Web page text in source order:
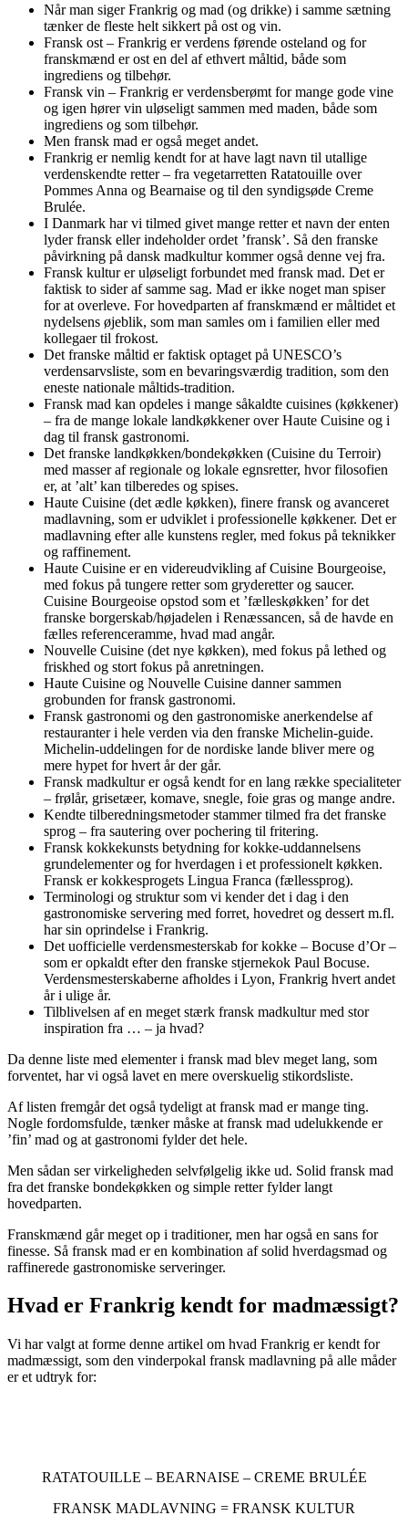
Når man siger Frankrig og mad (og drikke) i samme sætning
tænker de fleste helt sikkert på ost og vin.
Fransk ost – Frankrig er verdens førende osteland og for
franskmænd er ost en del af ethvert måltid, både som
ingrediens og tilbehør.
Fransk vin – Frankrig er verdensberømt for mange gode vine
og igen hører vin uløseligt sammen med maden, både som
ingrediens og som tilbehør.
Men fransk mad er også meget andet.
Frankrig er nemlig kendt for at have lagt navn til utallige
verdenskendte retter – fra vegetarretten Ratatouille over
Pommes Anna og Bearnaise og til den syndigsøde Creme
Brulée.
I Danmark har vi tilmed givet mange retter et navn der enten
lyder fransk eller indeholder ordet ’fransk’. Så den franske
påvirkning på dansk madkultur kommer også denne vej fra.
Fransk kultur er uløseligt forbundet med fransk mad. Det er
faktisk to sider af samme sag. Mad er ikke noget man spiser
for at overleve. For hovedparten af franskmænd er måltidet et
nydelsens øjeblik, som man samles om i familien eller med
kollegaer til frokost.
Det franske måltid er faktisk optaget på UNESCO’s
verdensarvsliste, som en bevaringsværdig tradition, som den
eneste nationale måltids-tradition.
Fransk mad kan opdeles i mange såkaldte cuisines (køkkener)
– fra de mange lokale landkøkkener over Haute Cuisine og i
dag til fransk gastronomi.
Det franske landkøkken/bondekøkken (Cuisine du Terroir)
med masser af regionale og lokale egnsretter, hvor filosofien
er, at ’alt’ kan tilberedes og spises.
Haute Cuisine (det ædle køkken), finere fransk og avanceret
madlavning, som er udviklet i professionelle køkkener. Det er
madlavning efter alle kunstens regler, med fokus på teknikker
og raffinement.
Haute Cuisine er en videreudvikling af Cuisine Bourgeoise,
med fokus på tungere retter som gryderetter og saucer.
Cuisine Bourgeoise opstod som et ’fælleskøkken’ for det
franske borgerskab/højadelen i Renæssancen, så de havde en
fælles referenceramme, hvad mad angår.
Nouvelle Cuisine (det nye køkken), med fokus på lethed og
friskhed og stort fokus på anretningen.
Haute Cuisine og Nouvelle Cuisine danner sammen
grobunden for fransk gastronomi.
Fransk gastronomi og den gastronomiske anerkendelse af
restauranter i hele verden via den franske Michelin-guide.
Michelin-uddelingen for de nordiske lande bliver mere og
mere hypet for hvert år der går.
Fransk madkultur er også kendt for en lang række specialiteter
– frølår, grisetæer, komave, snegle, foie gras og mange andre.
Kendte tilberedningsmetoder stammer tilmed fra det franske
sprog – fra sautering over pochering til fritering.
Fransk kokkekunsts betydning for kokke-uddannelsens
grundelementer og for hverdagen i et professionelt køkken.
Fransk er kokkesprogets Lingua Franca (fællessprog).
Terminologi og struktur som vi kender det i dag i den
gastronomiske servering med forret, hovedret og dessert m.fl.
har sin oprindelse i Frankrig.
Det uofficielle verdensmesterskab for kokke – Bocuse d’Or –
som er opkaldt efter den franske stjernekok Paul Bocuse.
Verdensmesterskaberne afholdes i Lyon, Frankrig hvert andet
år i ulige år.
Tilblivelsen af en meget stærk fransk madkultur med stor
inspiration fra … – ja hvad?
Da denne liste med elementer i fransk mad blev meget lang, som
forventet, har vi også lavet en mere overskuelig stikordsliste.
Af listen fremgår det også tydeligt at fransk mad er mange ting.
Nogle fordomsfulde, tænker måske at fransk mad udelukkende er
’fin’ mad og at gastronomi fylder det hele.
Men sådan ser virkeligheden selvfølgelig ikke ud. Solid fransk mad
fra det franske bondekøkken og simple retter fylder langt
hovedparten.
Franskmænd går meget op i traditioner, men har også en sans for
finesse. Så fransk mad er en kombination af solid hverdagsmad og
raffinerede gastronomiske serveringer.
Hvad er Frankrig kendt for madmæssigt?
Vi har valgt at forme denne artikel om hvad Frankrig er kendt for
madmæssigt, som den vinderpokal fransk madlavning på alle måder
er et udtryk for:
RATATOUILLE – BEARNAISE – CREME BRULÉE
FRANSK MADLAVNING = FRANSK KULTUR